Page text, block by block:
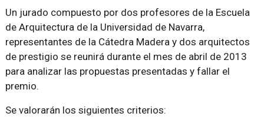
Un jurado compuesto por dos profesores de la Escuela
de Arquitectura de la Universidad de Navarra,
representantes de la Cátedra Madera y dos arquitectos
de prestigio se reunirá durante el mes de abril de 2013
para analizar las propuestas presentadas y fallar el
premio.
Se valorarán los siguientes criterios: